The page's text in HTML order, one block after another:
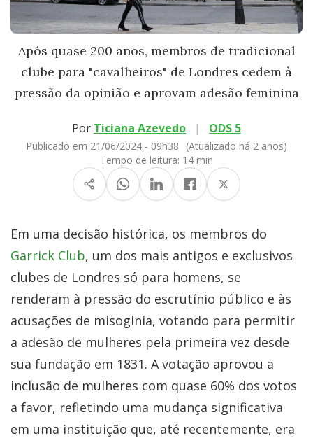
Após quase 200 anos, membros de tradicional
clube para "cavalheiros" de Londres cedem à
pressão da opinião e aprovam adesão feminina
Por Ticiana Azevedo | ODS 5
Publicado em 21/06/2024 - 09h38
(Atualizado há 2 anos)
Tempo de leitura: 14 min
Em uma decisão histórica, os membros do
Garrick Club, um dos mais antigos e exclusivos
clubes de Londres só para homens, se
renderam à pressão do escrutínio público e às
acusações de misoginia, votando para permitir
a adesão de mulheres pela primeira vez desde
sua fundação em 1831. A votação aprovou a
inclusão de mulheres com quase 60% dos votos
a favor, refletindo uma mudança significativa
em uma instituição que, até recentemente, era